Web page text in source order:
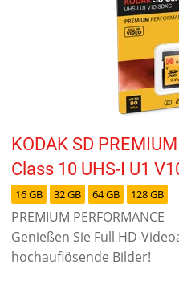
KODAK SD
Class 10 UHS-I U1
16 GB 32 GB 64 GB 128 GB
PREMIUM PERFORMANCE
Genießen Sie Full HD-
hochauflösende Bilder!